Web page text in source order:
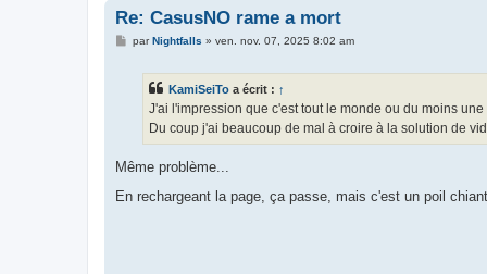
Re: CasusNO rame a mort
MparNightfalls » ven. nov. 07, 2025 8:02 am
KamiSeiTo a écrit : ↑
J'ai l'impression que c'est tout le monde ou du moins
Du coup j'ai beaucoup de mal à croire à la solution de
Même problème...
En rechargeant la page, ça passe, mais c'est un poil